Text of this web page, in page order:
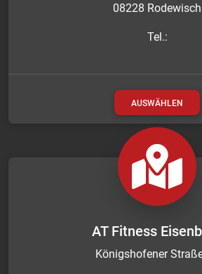
08228 Rodewisch
Tel.:
AUSWÄHLEN
AT Fitness
Königshofener